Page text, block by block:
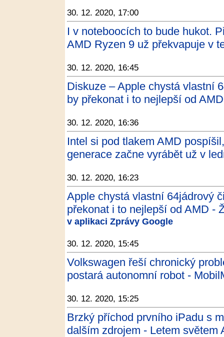
30. 12. 2020, 17:00
I v noteboocích to bude hukot.
AMD Ryzen 9 už překvapuje v
30. 12. 2020, 16:45
Diskuze – Apple chystá vlastní
by překonat i to nejlepší od
30. 12. 2020, 16:36
Intel si pod tlakem AMD
generace začne vyrábět už v
30. 12. 2020, 16:23
Apple chystá vlastní 64jádrový
překonat i to nejlepší od AMD -
v aplikaci Zprávy Google
30. 12. 2020, 15:45
Volkswagen řeší chronický
postará autonomní robot -
30. 12. 2020, 15:25
Brzký příchod prvního iPadu s
dalším zdrojem - Letem světem